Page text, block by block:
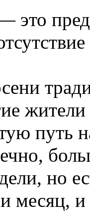
это
путь
но
месяц,